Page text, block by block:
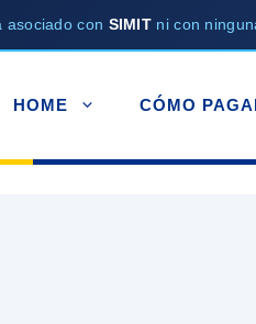
con SIMIT ni con
HOME CÓMO